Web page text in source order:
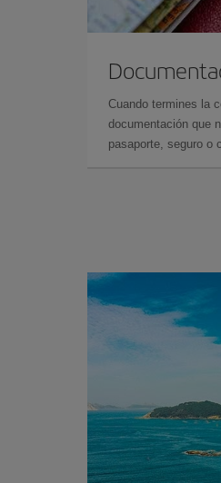
Cuando termines la
documentación que
pasaporte, seguro o